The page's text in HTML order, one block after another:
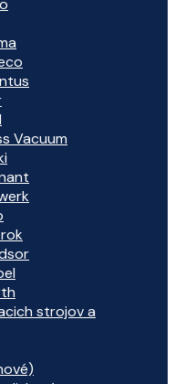
Vacuum
strojov a